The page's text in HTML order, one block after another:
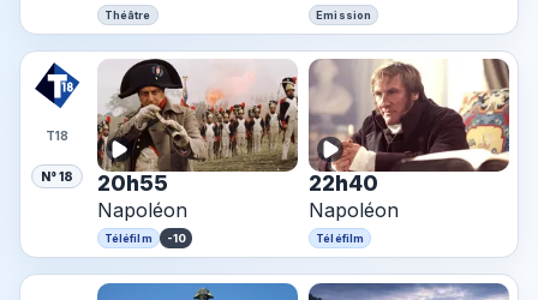
Théâtre Emission
T18
N° 18 20h55
Napoléon
Téléfilm -10
22h40
Napoléon
Téléfilm